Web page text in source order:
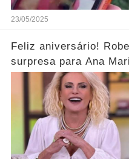
23/05/2025
Feliz aniversário!
surpresa para Ana
parabeniza pelo